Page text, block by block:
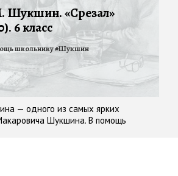
Шукшин. «Срезал»
6 класс
— одного из самых ярких
Шукшина. В помощь
школьнику#Шукшин